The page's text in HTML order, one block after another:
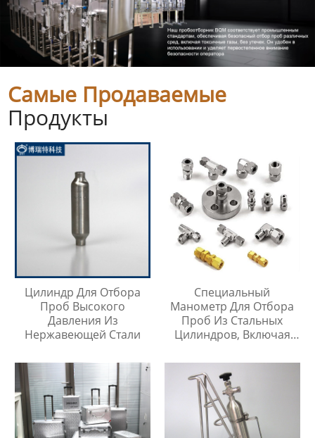
Самые Продаваемые
Продукты
Цилиндр Для Отбора
Проб Высокого
Давления Из
Нержавеющей Стали
Специальный
Манометр Для Отбора
Проб Из Стальных
Цилиндров, Включая
Нержавеющей Стали